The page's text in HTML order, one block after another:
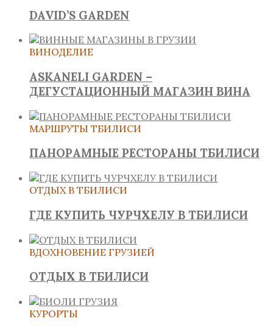
DAVID’S GARDEN
ВИНОДЕЛИЕ
ASKANELI GARDEN –
ДЕГУСТАЦИОННЫЙ МАГАЗИН ВИНА
МАРШРУТЫ ТБИЛИСИ
ПАНОРАМНЫЕ РЕСТОРАНЫ ТБИЛИСИ
ОТДЫХ В ТБИЛИСИ
ГДЕ КУПИТЬ ЧУРЧХЕЛУ В ТБИЛИСИ
ВДОХНОВЕНИЕ ГРУЗИЕЙ
ОТДЫХ В ТБИЛИСИ
КУРОРТЫ